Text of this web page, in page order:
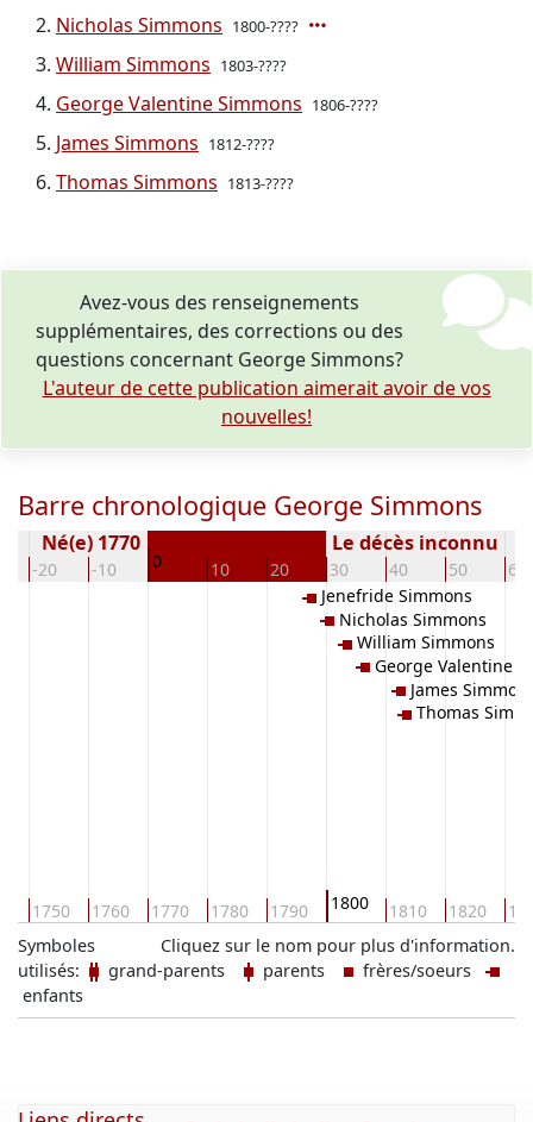
Nicholas Simmons 1800-????
William Simmons 1803-????
George Valentine Simmons 1806-????
James Simmons 1812-????
Thomas Simmons 1813-????
Avez-vous des renseignements
supplémentaires, des corrections ou des
questions concernant George Simmons?
L'auteur de cette publication aimerait avoir de vos
nouvelles!
Barre chronologique George Simmons
-20 -10 0 10 20 30 40 50 60
Né(e) 1770 Le décès inconnu
1750 1760 1770 1780 1790 1800 1810 1820
Jenefride Simmons
Nicholas Simmons
William Simmons
George Valentine
James
Thomas
Cliquez sur le nom pour plus d'information.
Symboles
utilisés:
grand-parents parents
frères/soeurs
enfants